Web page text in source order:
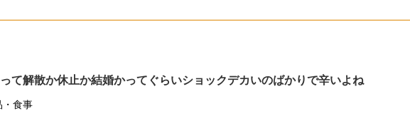
って解散か休止か結婚かってぐらいショックデカいのばかりで辛いよね
・食事